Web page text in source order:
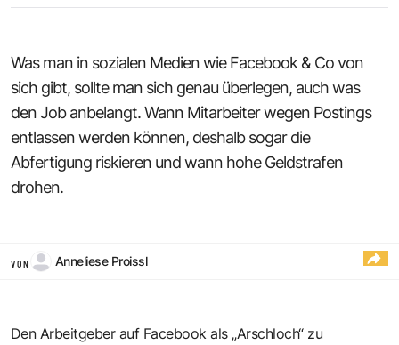
Was man in sozialen Medien wie Facebook & Co von
sich gibt, sollte man sich genau überlegen, auch was
den Job anbelangt. Wann Mitarbeiter wegen Postings
entlassen werden können, deshalb sogar die
Abfertigung riskieren und wann hohe Geldstrafen
drohen.
VON Anneliese Proissl
Den Arbeitgeber auf Facebook als „Arschloch“ zu